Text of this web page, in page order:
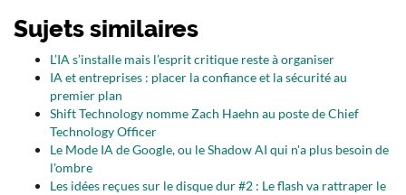
Sujets similaires
L’IA s’installe mais l’esprit critique reste à organiser
IA et entreprises : placer la confiance et la sécurité au
premier plan
Shift Technology nomme Zach Haehn au poste de Chief
Technology Officer
Le Mode IA de Google, ou le Shadow AI qui n'a plus besoin de
l'ombre
Les idées reçues sur le disque dur #2 : Le flash va rattraper le